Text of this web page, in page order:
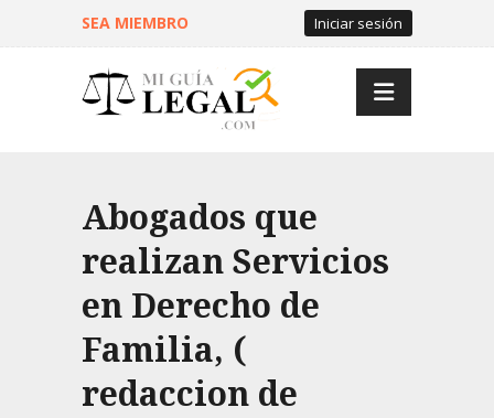
SEA MIEMBRO Iniciar sesión
Abogados que
realizan Servicios
en Derecho de
Familia, (
redaccion de